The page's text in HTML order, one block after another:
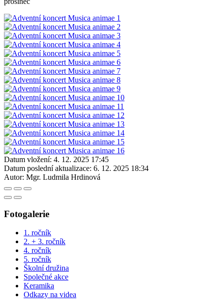
Datum vložení: 4. 12. 2025 17:45
Datum poslední aktualizace: 6. 12. 2025 18:34
Autor: Mgr. Ludmila Hrdinová
Fotogalerie
1. ročník
2. + 3. ročník
4. ročník
5. ročník
Školní družina
Společné akce
Keramika
Odkazy na videa